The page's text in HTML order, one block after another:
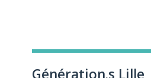
Génération.s Lille